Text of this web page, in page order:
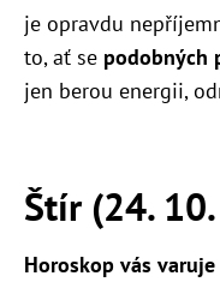
je opravdu
to, ať se podobných
jen berou energii,
Štír (24.
Horoskop vás